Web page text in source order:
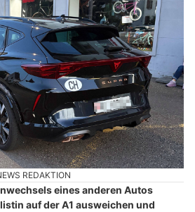
REDAKTION
eines anderen Autos
auf der A1 ausweichen und